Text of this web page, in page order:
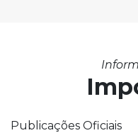
Publicações Oficiais